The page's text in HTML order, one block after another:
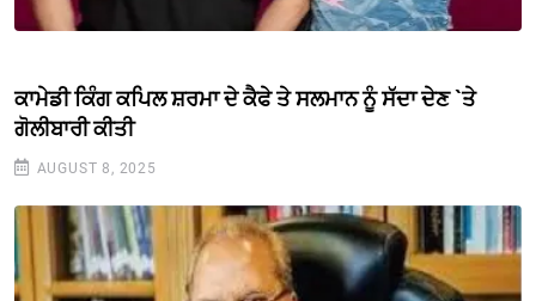
ਕਾਮੇਡੀ ਕਿੰਗ ਕਪਿਲ ਸ਼ਰਮਾ ਦੇ ਕੈਫੇ ਤੇ ਸਲਮਾਨ ਨੂੰ ਸੱਦਾ ਦੇਣ `ਤੇ
ਗੋਲੀਬਾਰੀ ਕੀਤੀ
AUGUST 8, 2025